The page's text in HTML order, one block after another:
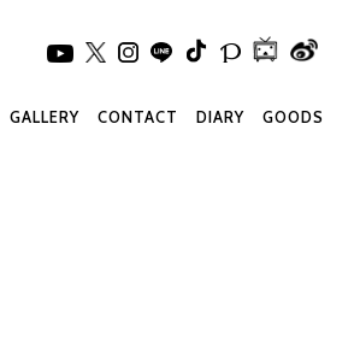
GOODS
DIARY
CONTACT
GALLERY